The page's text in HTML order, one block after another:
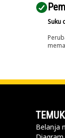
Suku
Belanja